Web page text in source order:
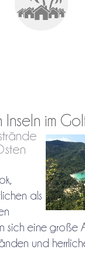
Inseln im
als
sich eine große
und